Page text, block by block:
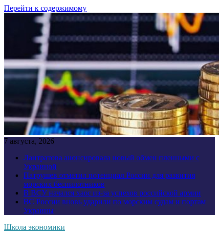
Перейти к содержимому
7 августа, 2026
Лантратова анонсировала новый обмен пленными с
Украиной
Патрушев отметил потенциал России для развития
морских беспилотников
В ВСУ начался хаос из-за успехов российской армии
ВС России вновь ударили по морским судам и портам
Украины
Школа экономики